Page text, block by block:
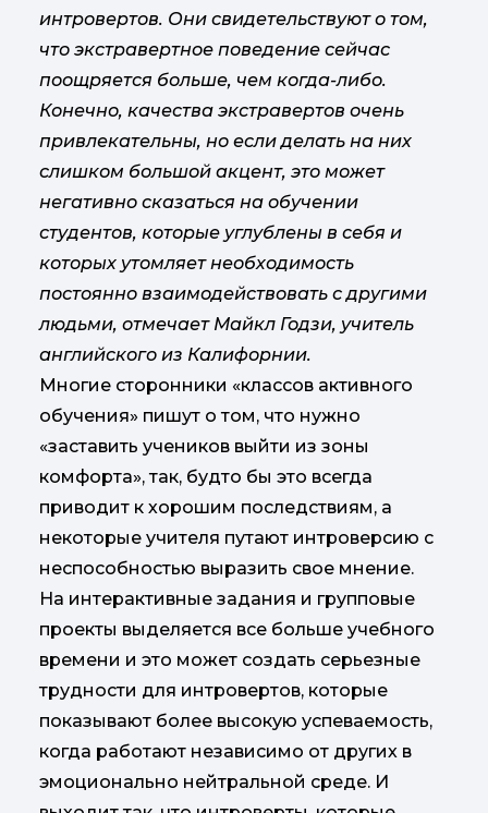
интровертов. Они свидетельствуют о том,
что экстравертное поведение сейчас
поощряется больше, чем когда-либо.
Конечно, качества экстравертов очень
привлекательны, но если делать на них
слишком большой акцент, это может
негативно сказаться на обучении
студентов, которые углублены в себя и
которых утомляет необходимость
постоянно взаимодействовать с другими
людьми, отмечает Майкл Годзи, учитель
английского из Калифорнии.
Многие сторонники «классов активного
обучения» пишут о том, что нужно
«заставить учеников выйти из зоны
комфорта», так, будто бы это всегда
приводит к хорошим последствиям, а
некоторые учителя путают интроверсию с
неспособностью выразить свое мнение.
На интерактивные задания и групповые
проекты выделяется все больше учебного
времени и это может создать серьезные
трудности для интровертов, которые
показывают более высокую успеваемость,
когда работают независимо от других в
эмоционально нейтральной среде. И